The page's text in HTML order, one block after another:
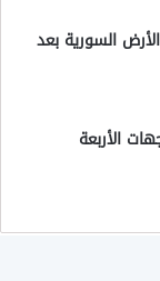
السورية بعد
الأربعة